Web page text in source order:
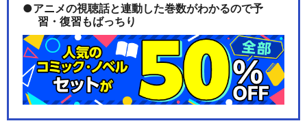
アニメの視聴話と連動した巻数がわかるので予
習・復習もばっちり